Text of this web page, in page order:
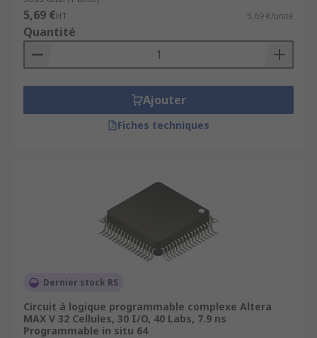
5,69 €HT 5,69 €/unité
Quantité
Ajouter
Fiches techniques
Dernier stock RS
Circuit à logique programmable complexe Altera
MAX V 32 Cellules, 30 I/O, 40 Labs, 7.9 ns
Programmable in situ 64